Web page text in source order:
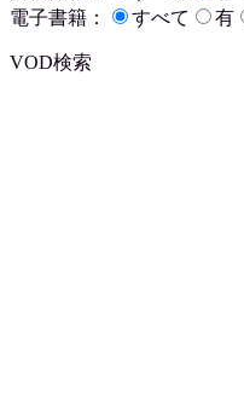
電子書籍：
すべて 有
VOD検索